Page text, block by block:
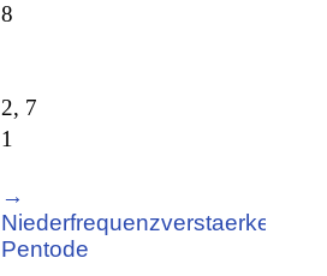
8
2, 7
1
→
Niederfrequenzverstaerker,
Pentode